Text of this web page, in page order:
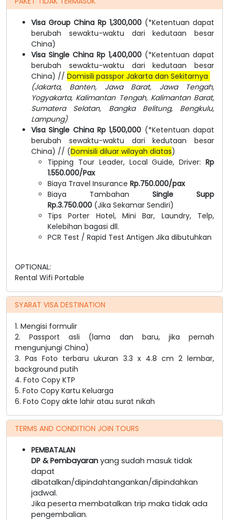
Visa Group China Rp 1,300,000 (*Ketentuan dapat
berubah sewaktu-waktu dari kedutaan besar
China)
Visa Single China Rp 1,400,000 (*Ketentuan dapat
berubah sewaktu-waktu dari kedutaan besar
China) // Domisili passpor Jakarta dan Sekitarnya
(Jakarta, Banten, Jawa Barat, Jawa Tengah,
Yogyakarta, Kalimantan Tengah, Kalimantan Barat,
Sumatera Selatan, Bangka Belitung, Bengkulu,
Lampung)
Visa Single China Rp 1,500,000 (*Ketentuan dapat
berubah sewaktu-waktu dari kedutaan besar
China) // (Domisili diluar wilayah diatas)
Tipping Tour Leader, Local Guide, Driver: Rp
1.550.000/Pax
Biaya Travel Insurance Rp.750.000/pax
Biaya Tambahan Single Supp
Rp.3.750.000 (Jika Sekamar Sendiri)
Tips Porter Hotel, Mini Bar, Laundry, Telp,
Kelebihan bagasi dll.
PCR Test / Rapid Test Antigen Jika dibutuhkan
OPTIONAL:
Rental Wifi Portable
SYARAT VISA DESTINATION
1. Mengisi formulir
2. Passport asli (lama dan baru, jika pernah
mengunjungi China)
3. Pas Foto terbaru ukuran 3.3 x 4.8 cm 2 lembar,
background putih
4. Foto Copy KTP
5. Foto Copy Kartu Keluarga
6. Foto Copy akte lahir atau surat nikah
TERMS AND CONDITION JOIN TOURS
PEMBATALAN
DP & Pembayaran yang sudah masuk tidak
dapat
dibatalkan/dipindahtangankan/dipindahkan
jadwal.
Jika peserta membatalkan trip maka tidak ada
pengembalian.